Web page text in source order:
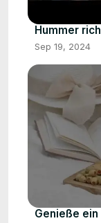
Hummer
Sep 19, 2024
Genieße